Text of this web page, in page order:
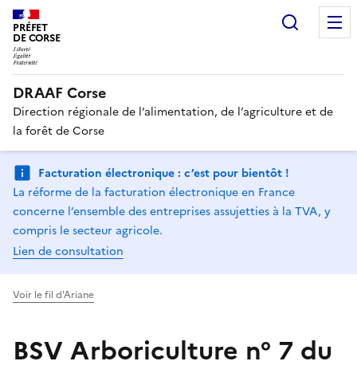
PRÉFET
DE CORSE
DRAAF Corse
Direction régionale de l’alimentation, de l’agriculture et de
la forêt de Corse
Facturation électronique : c’est pour bientôt !
La réforme de la facturation électronique en France
concerne l’ensemble des entreprises assujetties à la TVA, y
compris le secteur agricole.
Lien de consultation
Voir le fil d'Ariane
BSV Arboriculture n° 7 du